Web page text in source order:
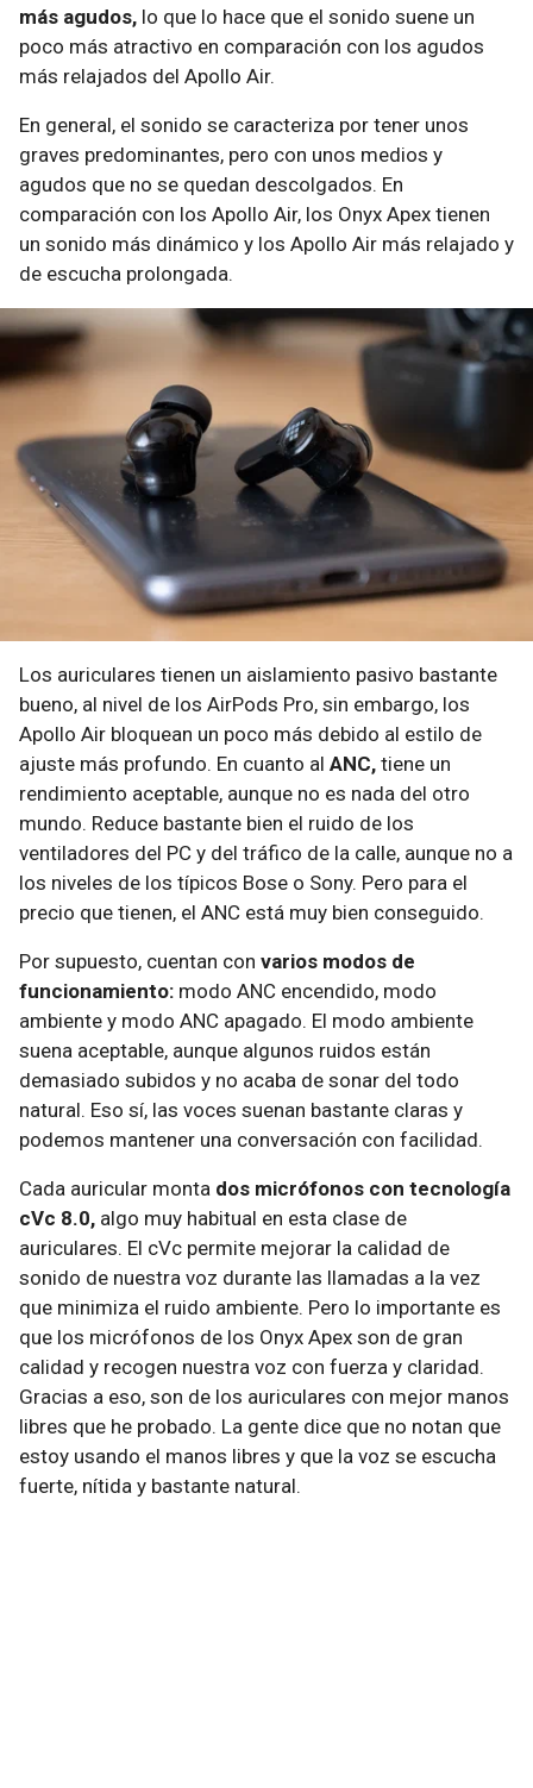
más agudos, lo que lo hace que el sonido suene un
poco más atractivo en comparación con los agudos
más relajados del Apollo Air.
En general, el sonido se caracteriza por tener unos
graves predominantes, pero con unos medios y
agudos que no se quedan descolgados. En
comparación con los Apollo Air, los Onyx Apex tienen
un sonido más dinámico y los Apollo Air más relajado y
de escucha prolongada.
Los auriculares tienen un aislamiento pasivo bastante
bueno, al nivel de los AirPods Pro, sin embargo, los
Apollo Air bloquean un poco más debido al estilo de
ajuste más profundo. En cuanto al ANC, tiene un
rendimiento aceptable, aunque no es nada del otro
mundo. Reduce bastante bien el ruido de los
ventiladores del PC y del tráfico de la calle, aunque no a
los niveles de los típicos Bose o Sony. Pero para el
precio que tienen, el ANC está muy bien conseguido.
Por supuesto, cuentan con varios modos de
funcionamiento: modo ANC encendido, modo
ambiente y modo ANC apagado. El modo ambiente
suena aceptable, aunque algunos ruidos están
demasiado subidos y no acaba de sonar del todo
natural. Eso sí, las voces suenan bastante claras y
podemos mantener una conversación con facilidad.
Cada auricular monta dos micrófonos con tecnología
cVc 8.0, algo muy habitual en esta clase de
auriculares. El cVc permite mejorar la calidad de
sonido de nuestra voz durante las llamadas a la vez
que minimiza el ruido ambiente. Pero lo importante es
que los micrófonos de los Onyx Apex son de gran
calidad y recogen nuestra voz con fuerza y claridad.
Gracias a eso, son de los auriculares con mejor manos
libres que he probado. La gente dice que no notan que
estoy usando el manos libres y que la voz se escucha
fuerte, nítida y bastante natural.